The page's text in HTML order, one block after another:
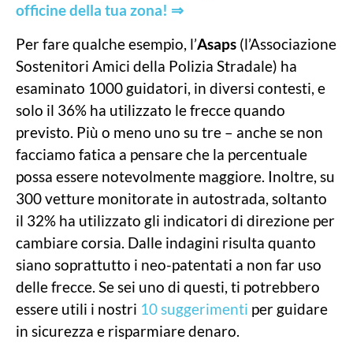
officine della tua zona! ⇒
Per fare qualche esempio, l’Asaps (l’Associazione
Sostenitori Amici della Polizia Stradale) ha
esaminato 1000 guidatori, in diversi contesti, e
solo il 36% ha utilizzato le frecce quando
previsto. Più o meno uno su tre – anche se non
facciamo fatica a pensare che la percentuale
possa essere notevolmente maggiore. Inoltre, su
300 vetture monitorate in autostrada, soltanto
il 32% ha utilizzato gli indicatori di direzione per
cambiare corsia. Dalle indagini risulta quanto
siano soprattutto i neo-patentati a non far uso
delle frecce. Se sei uno di questi, ti potrebbero
essere utili i nostri 10 suggerimenti per guidare
in sicurezza e risparmiare denaro.